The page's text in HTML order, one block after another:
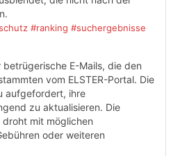
#ranking #suchergebnisse
E-Mails, die den
vom ELSTER-Portal. Die
aufgefordert, ihre
zu aktualisieren. Die
mit möglichen
oder weiteren